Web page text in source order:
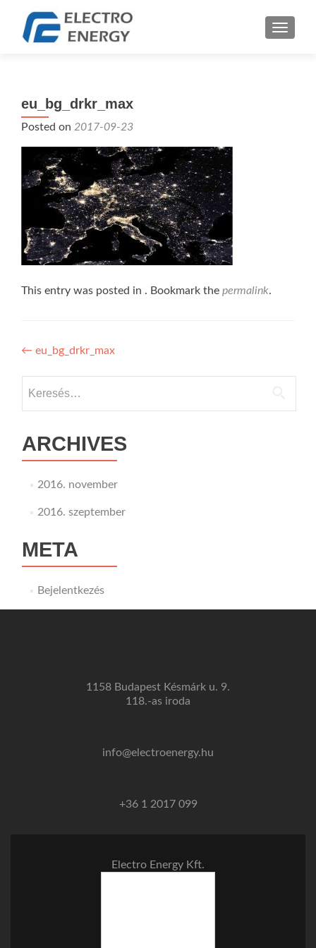
eu_bg_drkr_max
Posted on 2017-09-23
This entry was posted in . Bookmark the permalink.
Bejegyzés
navigáció
← eu_bg_drkr_max
ARCHIVES
2016. november
2016. szeptember
META
Bejelentkezés
1158 Budapest Késmárk u. 9.
118.-as iroda
info@electroenergy.hu
+36 1 2017 099
Electro Energy Kft.